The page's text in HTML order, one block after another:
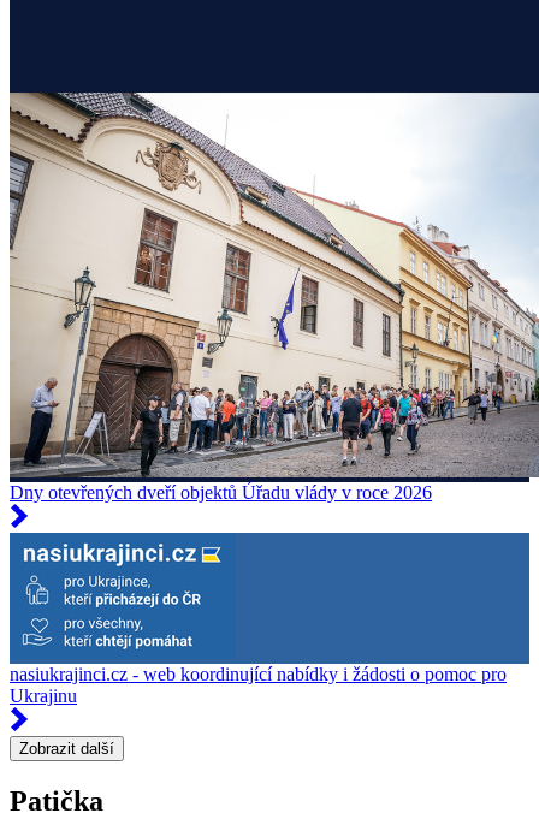
Dny otevřených dveří objektů Úřadu vlády v roce 2026
nasiukrajinci.cz - web koordinující nabídky i žádosti o pomoc pro
Ukrajinu
Zobrazit další
Patička